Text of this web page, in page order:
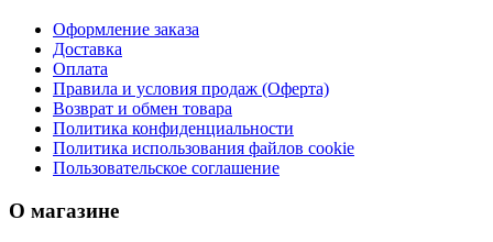
Оформление заказа
Доставка
Оплата
Правила и условия продаж (Оферта)
Возврат и обмен товара
Политика конфиденциальности
Политика использования файлов cookie
Пользовательское соглашение
О магазине